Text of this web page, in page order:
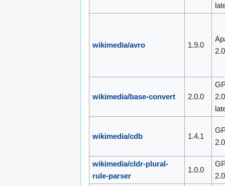
wikimedia/avro 1.9.0
2.0
wikimedia/base-convert 2.0.0
wikimedia/cdb 1.4.1
wikimedia/cldr-plural-
rule-parser
1.0.0